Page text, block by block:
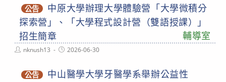
公告
中原大學辦理大學體驗營「大學微積分
探索營」、「大學程式設計營（雙語授課）」
招生簡章
輔導室
Postnknush13
Post2026-06-30
公告 中山醫學大學牙醫學系舉辦公益性